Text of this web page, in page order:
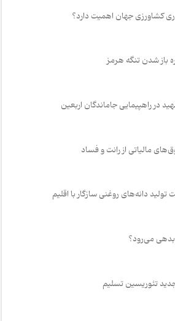
کشاورزی جهان اهمیت دارد؟
در راهپیمایی جاماندگان اربعین
دانه‌های روغنی سازگار با اقلیم
بدهی می‌رود؟
تئور‌یسین تسلیم